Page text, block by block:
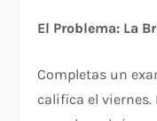
El Problema: La
Completas un
califica el